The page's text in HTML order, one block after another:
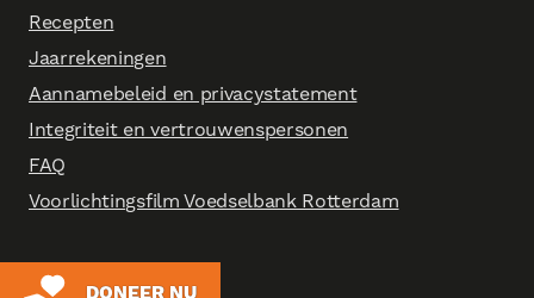
Recepten
Jaarrekeningen
Aannamebeleid en privacystatement
Integriteit en vertrouwenspersonen
FAQ
Voorlichtingsfilm Voedselbank Rotterdam
DONEER NU